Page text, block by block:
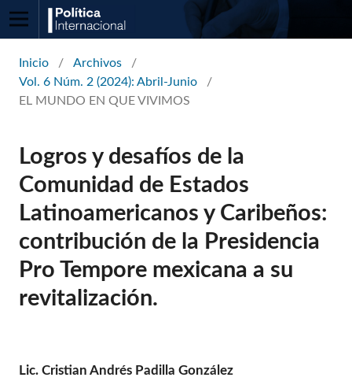
Inicio / Archivos
/
Vol. 6 Núm. 2 (2024): Abril-Junio
/
EL MUNDO EN QUE VIVIMOS
Logros y desafíos de la
Comunidad de Estados
Latinoamericanos y Caribeños:
contribución de la Presidencia
Pro Tempore mexicana a su
revitalización.
Lic. Cristian Andrés Padilla González